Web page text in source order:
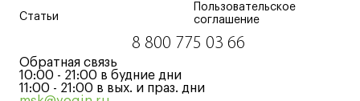
Статьи
Пользовательское
соглашение
8 800 775 03 66
Обратная связь
10:00 - 21:00 в будние дни
11:00 - 21:00 в вых. и праз. дни